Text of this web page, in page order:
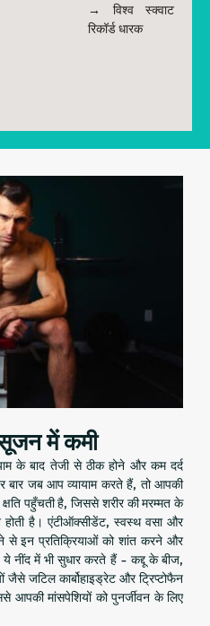
→ विश्व स्क्वाट
रिकॉर्ड धारक
में कमी
के बाद तेजी से ठीक होने और कम दर्द
जब आप व्यायाम करते हैं, तो आपकी
पहुँचती है, जिससे शरीर की मरम्मत के
होती है। एंटीऑक्सीडेंट, स्वस्थ वसा और
से इन प्रतिक्रियाओं को शांत करने और
नींद में भी सुधार करते हैं - कद्दू के बीज,
जटिल कार्बोहाइड्रेट और ट्रिप्टोफैन
आपकी मांसपेशियों को पुनर्जीवन के लिए